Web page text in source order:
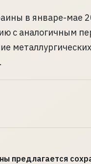
в январе-мае
с аналогичным
предлагается